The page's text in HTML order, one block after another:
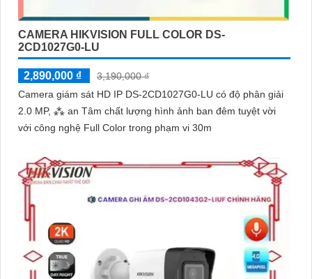
ngôi nhà hoặc doanh nghiệp của bạn, mà còn là lựa chọn thông
minh với giá cả phải chăng và hình ảnh chất lượng sắc nét. Hãy
đầu tư vào an ninh và yên tâm hơn với Camera Hikvision!
Hy vọng rằng bài viết giới thiệu trên sẽ giúp bạn thu hút được
CAMERA HIKVISION FULL COLOR DS-
2CD1027G0-LU
2,890,000 ₫
3,190,000 ₫
Camera giám sát HD IP DS-2CD1027G0-LU có độ phân giải
2.0 MP, ⁂ an Tâm chất lượng hình ảnh ban đêm tuyệt vời
với công nghệ Full Color trong phạm vi 30m